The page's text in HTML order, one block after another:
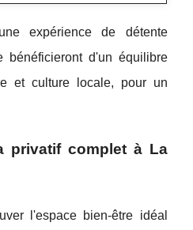
expérience de détente
bénéficieront d'un équilibre
et culture locale, pour un
privatif complet à La
l'espace bien-être idéal